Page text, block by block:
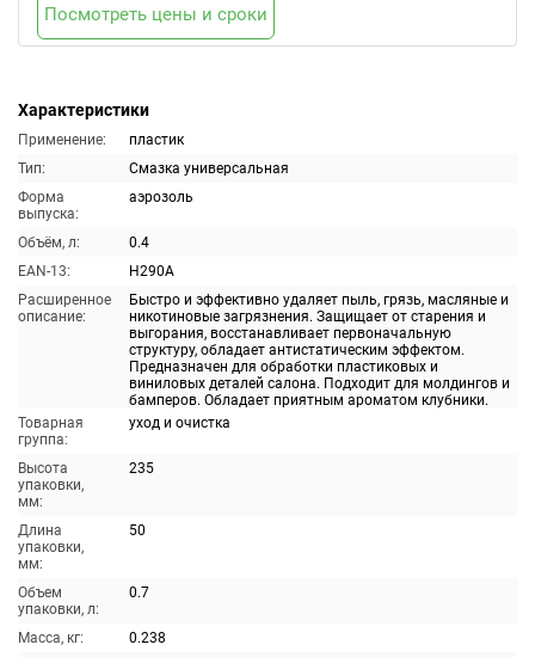
Характеристики
Применение:
пластик
Тип:
Смазка универсальная
Форма
выпуска:
аэрозоль
Объём, л:
0.4
EAN-13:
H290A
Расширенное
описание:
Быстро и эффективно удаляет пыль, грязь, масляные и
никотиновые загрязнения. Защищает от старения и
выгорания, восстанавливает первоначальную
структуру, обладает антистатическим эффектом.
Предназначен для обработки пластиковых и
виниловых деталей салона. Подходит для молдингов и
бамперов. Обладает приятным ароматом клубники.
Товарная
группа:
уход и очистка
Высота
упаковки,
мм:
235
Длина
упаковки,
мм:
50
Объем
упаковки, л:
0.7
Масса, кг:
0.238
Посмотреть цены и сроки